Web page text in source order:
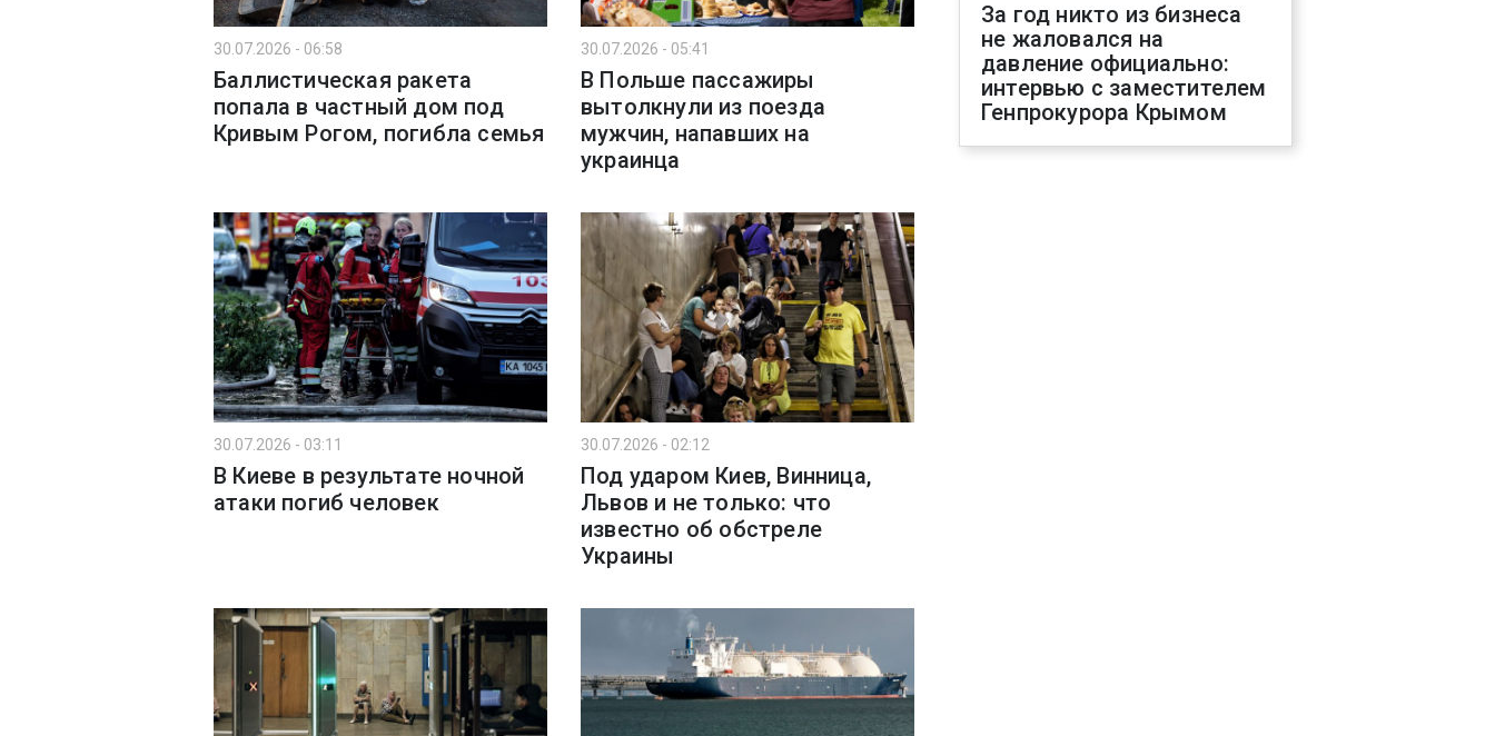
30.07.2026 - 06:58
Баллистическая ракета
попала в частный дом под
Кривым Рогом, погибла семья
30.07.2026 - 05:41
В Польше пассажиры
вытолкнули из поезда
мужчин, напавших на
украинца
30.07.2026 - 03:11
В Киеве в результате ночной
атаки погиб человек
30.07.2026 - 02:12
Под ударом Киев, Винница,
Львов и не только: что
известно об обстреле
Украины
За год никто из бизнеса
не жаловался на
давление официально:
интервью с заместителем
Генпрокурора Крымом